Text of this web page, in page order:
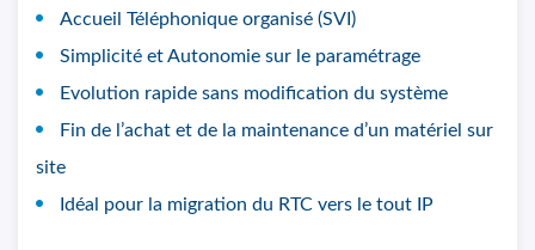
Accueil Téléphonique organisé (SVI)
Simplicité et Autonomie sur le paramétrage
Evolution rapide sans modification du système
Fin de l’achat et de la maintenance d’un matériel sur
site
Idéal pour la migration du RTC vers le tout IP